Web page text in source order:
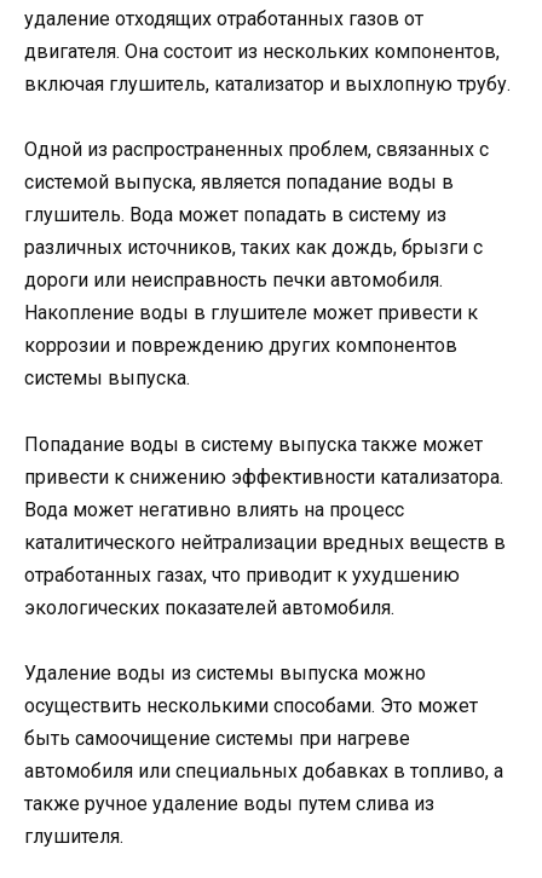
удаление отходящих отработанных газов от
двигателя. Она состоит из нескольких компонентов,
включая глушитель, катализатор и выхлопную трубу.
Одной из распространенных проблем, связанных с
системой выпуска, является попадание воды в
глушитель. Вода может попадать в систему из
различных источников, таких как дождь, брызги с
дороги или неисправность печки автомобиля.
Накопление воды в глушителе может привести к
коррозии и повреждению других компонентов
системы выпуска.
Попадание воды в систему выпуска также может
привести к снижению эффективности катализатора.
Вода может негативно влиять на процесс
каталитического нейтрализации вредных веществ в
отработанных газах, что приводит к ухудшению
экологических показателей автомобиля.
Удаление воды из системы выпуска можно
осуществить несколькими способами. Это может
быть самоочищение системы при нагреве
автомобиля или специальных добавках в топливо, а
также ручное удаление воды путем слива из
глушителя.